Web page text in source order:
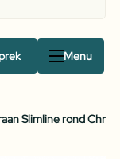
Menu
Slimline rond